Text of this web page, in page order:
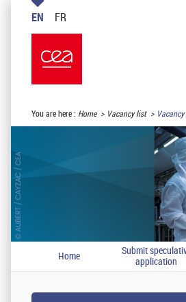
EN FR
You are here : Home Vacancy list
Home
Submit
application